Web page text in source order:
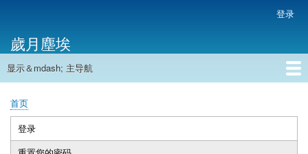
主
内
帐
户
菜
单
登录
歲月塵埃
主
航
显示＆mdash; 主导航
首页
面
包
屑
首页
主
登录
动